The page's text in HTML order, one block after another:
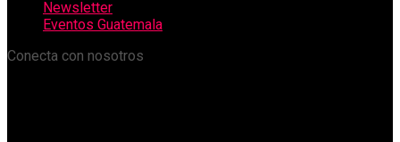
Newsletter
Eventos Guatemala
Conecta con nosotros